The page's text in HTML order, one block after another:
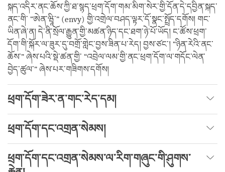
སྐད་འདིར་ནང་ཆོས་ཀྱི་ཐ་སྙད་ཕྲག་དོག་གམ་མིག་སེར་གྱི་དོན་དེ་དབྱིན་སྐད་
ནང་གི་ “ཨེན་ཝཱི་” (envy) གྱི་འགྲེལ་བཤད་ལྟར་དོ་སྣང་སྤྲོད་དགོས། གང་
ཡིན་ཞེ་ན། དེ་ནི་སྲོལ་རྒྱུན་གྱི་མཚན་ཉིད་དང་ཐག་ཉེ་པོ་ཡོད། ང་ཚོས་ཕྲག་
དོག་གི་སྐོར་ལ་ཟུར་དུ་བགྲོ་གླེང་བྱས་ཟིན་པ་རེད། བྱས་ཙང་། “ཉིན་རེའི་ནང་
ཆོས་” ཞེས་པའི་སྡེ་ཚན་གྱི་ “འབྲེལ་ལམ་གྱི་ནང་ཕྲག་དོག་ལ་གདོང་ལེན་
བྱེད་ཚུལ་” ཞེས་པར་གཟིགས་དགོས།
ཕྲག་དོག་ཟེར་ན་གང་རེད་དམ།
ཕྲག་དོག་དང་འགྲན་སེམས།
ཕྲག་དོག་དང་འགྲན་སེམས་ལ་རིག་གཞུང་གི་ཤུགས་